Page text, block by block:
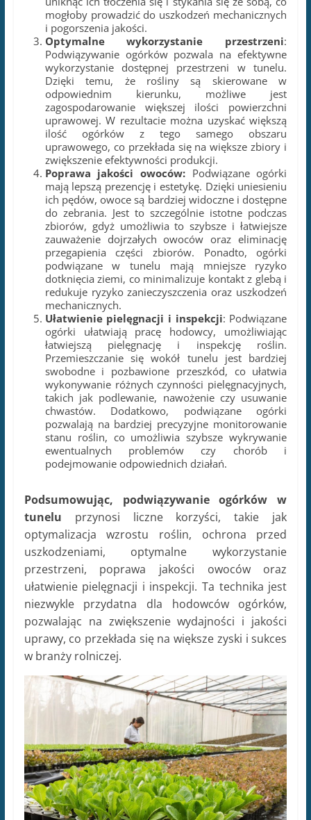
mogłoby prowadzić do uszkodzeń mechanicznych
i pogorszenia jakości.
Optymalne wykorzystanie przestrzeni:
Podwiązywanie ogórków pozwala na efektywne
wykorzystanie dostępnej przestrzeni w tunelu.
Dzięki temu, że rośliny są skierowane w
odpowiednim kierunku, możliwe jest
zagospodarowanie większej ilości powierzchni
uprawowej. W rezultacie można uzyskać większą
ilość ogórków z tego samego obszaru
uprawowego, co przekłada się na większe zbiory i
zwiększenie efektywności produkcji.
Poprawa jakości owoców:Podwiązane ogórki
mają lepszą prezencję i estetykę. Dzięki uniesieniu
ich pędów, owoce są bardziej widoczne i dostępne
do zebrania. Jest to szczególnie istotne podczas
zbiorów, gdyż umożliwia to szybsze i łatwiejsze
zauważenie dojrzałych owoców oraz eliminację
przegapienia części zbiorów. Ponadto, ogórki
podwiązane w tunelu mają mniejsze ryzyko
dotknięcia ziemi, co minimalizuje kontakt z glebą i
redukuje ryzyko zanieczyszczenia oraz uszkodzeń
mechanicznych.
Ułatwienie pielęgnacji i inspekcji: Podwiązane
ogórki ułatwiają pracę hodowcy, umożliwiając
łatwiejszą pielęgnację i inspekcję roślin.
Przemieszczanie się wokół tunelu jest bardziej
swobodne i pozbawione przeszkód, co ułatwia
wykonywanie różnych czynności pielęgnacyjnych,
takich jak podlewanie, nawożenie czy usuwanie
chwastów. Dodatkowo, podwiązane ogórki
pozwalają na bardziej precyzyjne monitorowanie
stanu roślin, co umożliwia szybsze wykrywanie
ewentualnych problemów czy chorób i
podejmowanie odpowiednich działań.
Podsumowując, podwiązywanie ogórków w
tunelu przynosi liczne korzyści, takie jak
optymalizacja wzrostu roślin, ochrona przed
uszkodzeniami, optymalne wykorzystanie
przestrzeni, poprawa jakości owoców oraz
ułatwienie pielęgnacji i inspekcji. Ta technika jest
niezwykle przydatna dla hodowców ogórków,
pozwalając na zwiększenie wydajności i jakości
uprawy, co przekłada się na większe zyski i sukces
w branży rolniczej.